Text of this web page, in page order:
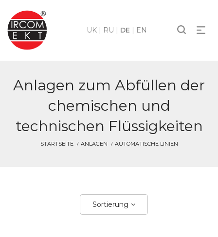
UK | RU | DE | EN
Anlagen zum Abfüllen der
chemischen und
technischen Flüssigkeiten
STARTSEITE ANLAGEN AUTOMATISCHE LINIEN
Sortierung